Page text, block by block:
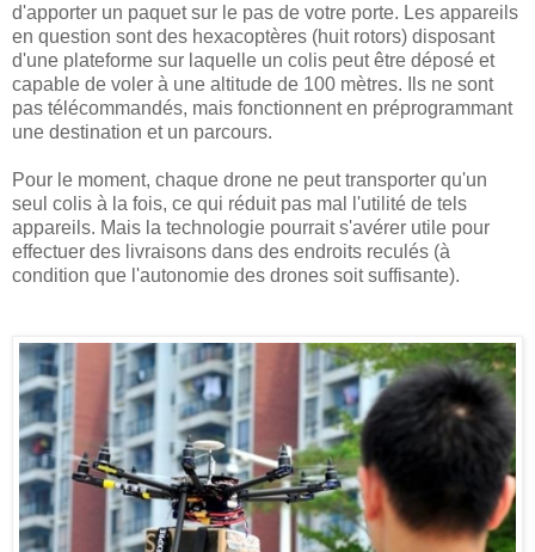
d'apporter un paquet sur le pas de votre porte. Les appareils
en question sont des hexacoptères (huit rotors) disposant
d'une plateforme sur laquelle un colis peut être déposé et
capable de voler à une altitude de 100 mètres. Ils ne sont
pas télécommandés, mais fonctionnent en préprogrammant
une destination et un parcours.
Pour le moment, chaque drone ne peut transporter qu'un
seul colis à la fois, ce qui réduit pas mal l'utilité de tels
appareils. Mais la technologie pourrait s'avérer utile pour
effectuer des livraisons dans des endroits reculés (à
condition que l'autonomie des drones soit suffisante).